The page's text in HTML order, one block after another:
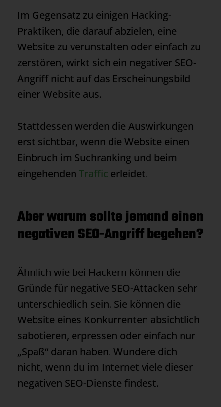
Im Gegensatz zu einigen Hacking-
Praktiken, die darauf abzielen, eine
Website zu verunstalten oder einfach zu
zerstören, wirkt sich ein negativer SEO-
Angriff nicht auf das Erscheinungsbild
einer Website aus.
Stattdessen werden die Auswirkungen
erst sichtbar, wenn die Website einen
Einbruch im Suchranking und beim
eingehenden Traffic erleidet.
Aber warum sollte jemand einen
negativen SEO-Angriff begehen?
Ähnlich wie bei Hackern können die
Gründe für negative SEO-Attacken sehr
unterschiedlich sein. Sie können die
Website eines Konkurrenten absichtlich
sabotieren, erpressen oder einfach nur
„Spaß“ daran haben. Wundere dich
nicht, wenn du im Internet viele dieser
negativen SEO-Dienste findest.